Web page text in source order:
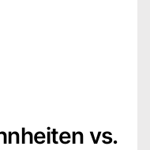
vs.